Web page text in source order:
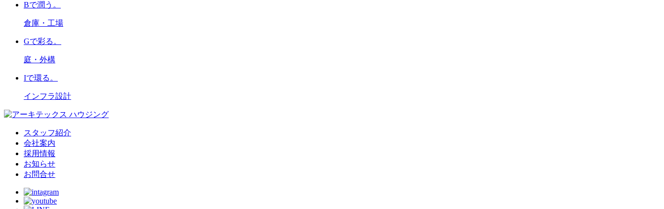
Bで潤う。
倉庫・工場
Gで彩る。
庭・外構
Iで環る。
インフラ設計
スタッフ紹介
会社案内
採用情報
お知らせ
お問合せ